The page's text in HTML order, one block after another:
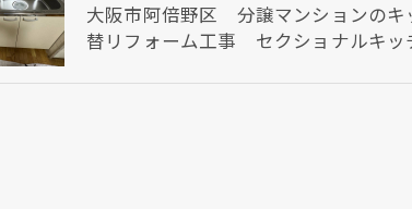
大阪市阿倍野区 分譲マンションのキ
替リフォーム工事 セクショナルキッ